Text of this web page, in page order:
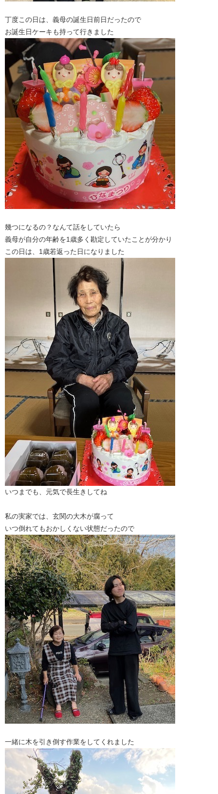
丁度この日は、義母の誕生日前日だったので
お誕生日ケーキも持って行きました
幾つになるの？なんて話をしていたら
義母が自分の年齢を1歳多く勘定していたことが分かり
この日は、1歳若返った日になりました
いつまでも、元気で長生きしてね
私の実家では、玄関の大木が腐って
いつ倒れてもおかしくない状態だったので
一緒に木を引き倒す作業をしてくれました